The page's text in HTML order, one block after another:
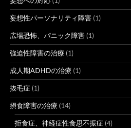
妄想性パーソナリティ障害 (1)
広場恐怖、パニック障害 (1)
強迫性障害の治療 (1)
成人期ADHDの治療 (1)
抜毛症 (1)
摂食障害の治療 (14)
拒食症、神経症性食思不振症 (4)